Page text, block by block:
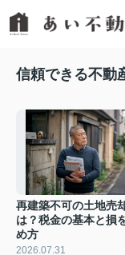
信頼できる不動
再建築不可の土地売
は？税金の基本と損
め方
2026.07.31